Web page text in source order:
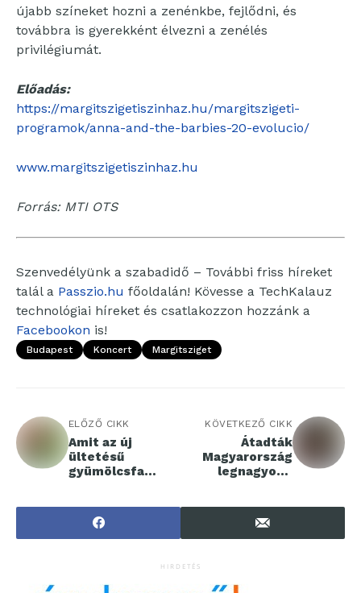
újabb színeket hozni a zenénkbe, fejlődni, és
továbbra is gyerekként élvezni a zenélés
privilégiumát.
Előadás:
https://margitszigetiszinhaz.hu/margitszigeti-
programok/anna-and-the-barbies-20-evolucio/
www.margitszigetiszinhaz.hu
Forrás: MTI OTS
Szenvedélyünk a szabadidő – További friss híreket
talál a Passzio.hu főoldalán! Kövesse a TechKalauz
technológiai híreket és csatlakozzon hozzánk a
Facebookon is!
Budapest Koncert Margitsziget
ELŐZŐ CIKK
Amit az új
ültetésű
gyümölcsfa
tudni kell
KÖVETKEZŐ CIKK
Átadták
Magyarország
legnagyobb
HIRDETÉS